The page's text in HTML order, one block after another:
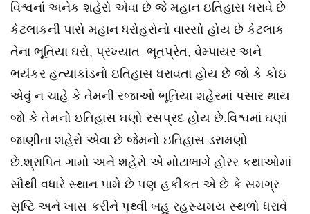
વિશ્વનાં અનેક શહેરો એવા છે જે મહાન ઇતિહાસ ધરાવે છે
કેટલાકની પાસે મહાન ધરોહરોનો વારસો હોય છે કેટલાક
તેના ભૂતિયા ઘરો, પ્રખ્યાત ભૂતપ્રેત, વેમ્પાયર અને
ભયંકર હત્યાકાંડનો ઇતિહાસ ધરાવતા હોય છે જો કે કોઇ
એવું ન ચાહે કે તેમની રજાઓ ભૂતિયા શહેરમાં પસાર થાય
જો કે તેમનો ઇતિહાસ ઘણો રસપ્રદ હોય છે.વિશ્વમાં ઘણાં
જાણીતા શહેરો એવા છે જેમનો ઇતિહાસ ડરામણો
છે.શ્રાપિત ગામો અને શહેરો એ મોટાભાગે હોરર કથાઓમાં
સૌથી વધારે સ્થાન પામે છે પણ હકીકત એ છે કે સમગ્ર
સૃષ્ટિ અને ખાસ કરીને પૃથ્વી બહુ રહસ્યમય સ્થળો ધરાવે